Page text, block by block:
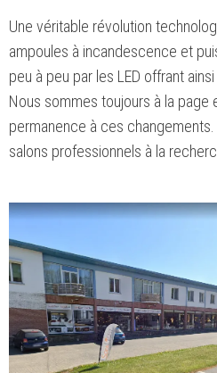
Une véritable révolution
ampoules à incandescence et
peu à peu par les LED offrant
Nous sommes toujours à la
permanence à ces
salons professionnels à la